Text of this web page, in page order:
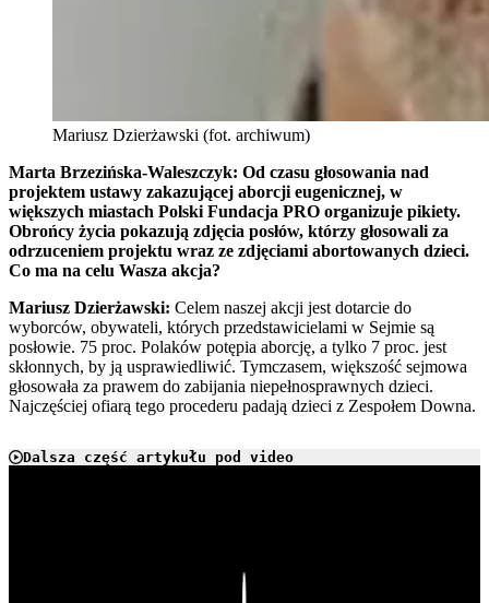
Mariusz Dzierżawski (fot. archiwum)
Marta Brzezińska-Waleszczyk: Od czasu głosowania nad
projektem ustawy zakazującej aborcji eugenicznej, w
większych miastach Polski Fundacja PRO organizuje pikiety.
Obrońcy życia pokazują zdjęcia posłów, którzy głosowali za
odrzuceniem projektu wraz ze zdjęciami abortowanych dzieci.
Co ma na celu Wasza akcja?
Mariusz Dzierżawski: Celem naszej akcji jest dotarcie do
wyborców, obywateli, których przedstawicielami w Sejmie są
posłowie. 75 proc. Polaków potępia aborcję, a tylko 7 proc. jest
skłonnych, by ją usprawiedliwić. Tymczasem, większość sejmowa
głosowała za prawem do zabijania niepełnosprawnych dzieci.
Najczęściej ofiarą tego procederu padają dzieci z Zespołem Downa.
Dalsza część artykułu pod video